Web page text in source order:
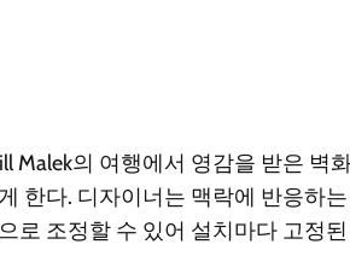
Malek의 여행에서 영감을 받은
한다. 디자이너는 맥락에 반응하
로 조정할 수 있어 설치마다 고정